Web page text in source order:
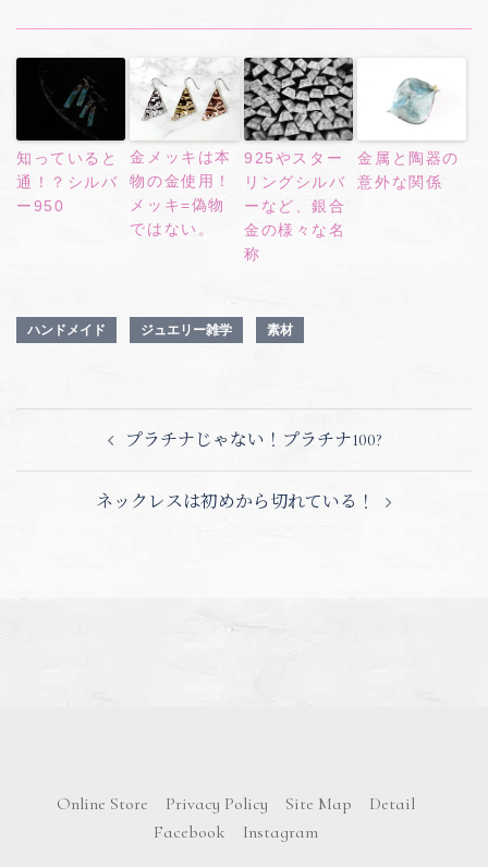
知っていると
通！？シルバ
ー950
金メッキは本
物の金使用！
メッキ=偽物
ではない。
925やスター
リングシルバ
ーなど、銀合
金の様々な名
称
金属と陶器の
意外な関係
ハンドメイド ジュエリー雑学 素材
稿
プラチナじゃない！プラチナ100?
ネックレスは初めから切れている！
Online Store Privacy Policy Site Map
Detail
Facebook
Instagram